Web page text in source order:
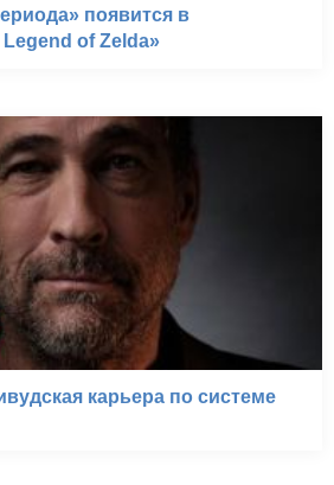
появится в
of Zelda»
карьера по системе